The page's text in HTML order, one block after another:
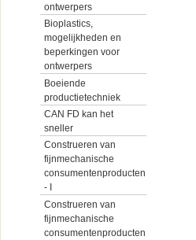
ontwerpers
Bioplastics,
mogelijkheden en
beperkingen voor
ontwerpers
Boeiende
productietechniek
CAN FD kan het
sneller
Construeren van
fijnmechanische
consumentenproducten
- I
Construeren van
fijnmechanische
consumentenproducten